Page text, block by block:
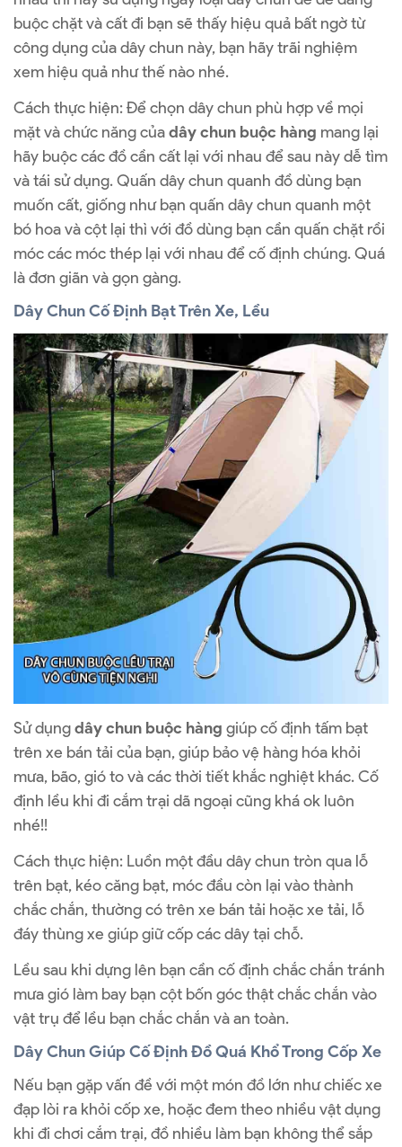
buộc chặt và cất đi bạn sẽ thấy hiệu quả bất ngờ từ
công dụng của dây chun này, bạn hãy trãi nghiệm
xem hiệu quả như thế nào nhé.
Cách thực hiện: Để chọn dây chun phù hợp về mọi
mặt và chức năng củadây chun buộc hàng mang lại
hãy buộc các đồ cần cất lại với nhau để sau này dễ tìm
và tái sử dụng. Quấn dây chun quanh đồ dùng bạn
muốn cất, giống như bạn quấn dây chun quanh một
bó hoa và cột lại thì với đồ dùng bạn cần quấn chặt rồi
móc các móc thép lại với nhau để cố định chúng. Quá
là đơn giãn và gọn gàng.
Dây Chun Cố Định Bạt Trên Xe, Lều
Sử dụngdây chun buộc hàng giúp cố định tấm bạt
trên xe bán tải của bạn, giúp bảo vệ hàng hóa khỏi
mưa, bão, gió to và các thời tiết khắc nghiệt khác. Cố
định lều khi đi cắm trại dã ngoại cũng khá ok luôn
nhé!!
Cách thực hiện: Luồn một đầu dây chun tròn qua lỗ
trên bạt, kéo căng bạt, móc đầu còn lại vào thành
chắc chắn, thường có trên xe bán tải hoặc xe tải, lỗ
đáy thùng xe giúp giữ cốp các dây tại chỗ.
Lều sau khi dựng lên bạn cần cố định chắc chắn tránh
mưa gió làm bay bạn cột bốn góc thật chắc chắn vào
vật trụ để lều bạn chắc chắn và an toàn.
Dây Chun Giúp Cố Định Đồ Quá Khổ Trong Cốp Xe
Nếu bạn gặp vấn đề với một món đồ lớn như chiếc xe
đạp lòi ra khỏi cốp xe, hoặc đem theo nhiều vật dụng
khi đi chơi cắm trại, đồ nhiều làm bạn không thể sắp